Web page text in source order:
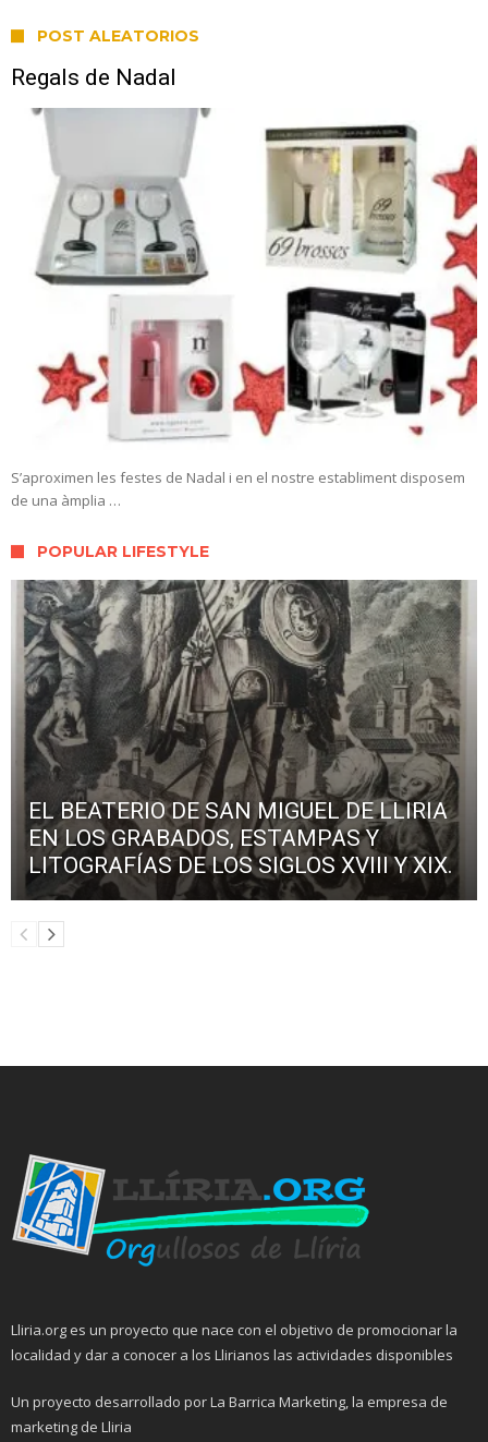
POST ALEATORIOS
Regals de Nadal
S’aproximen les festes de Nadal i en el nostre establiment disposem
de una àmplia …
POPULAR LIFESTYLE
EL BEATERIO DE SAN MIGUEL DE LLIRIA
EN LOS GRABADOS, ESTAMPAS Y
LITOGRAFÍAS DE LOS SIGLOS XVIII Y XIX.
Lliria.org es un proyecto que nace con el objetivo de promocionar la
localidad y dar a conocer a los Llirianos las actividades disponibles
Un proyecto desarrollado por La Barrica Marketing, la empresa de
marketing de Lliria